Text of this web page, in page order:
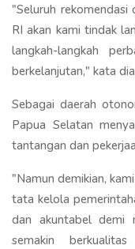
"Seluruh
RI akan kami tindak
langkah-langkah
berkelanjutan," kata
Sebagai daerah
Papua Selatan
tantangan dan
"Namun demikian,
tata kelola
dan akuntabel demi
semakin